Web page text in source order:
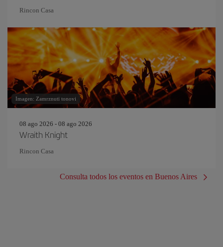
Rincon Casa
Imagen: Zamrznuti tonovi
08 ago 2026 - 08 ago 2026
Wraith Knight
Rincon Casa
Consulta todos los eventos en Buenos Aires